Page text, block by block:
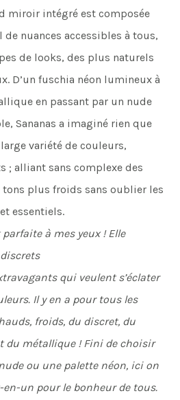
miroir intégré est composée
de nuances accessibles à tous,
de looks, des plus naturels
D’un fuschia néon lumineux à
en passant par un nude
Sananas a imaginé rien que
variété de couleurs,
; alliant sans complexe des
tons plus froids sans oublier les
essentiels.
à mes yeux ! Elle
qui veulent s’éclater
Il y en a pour tous les
froids, du discret, du
du métallique ! Fini de choisir
ou une palette néon, ici on
un pour le bonheur de tous.